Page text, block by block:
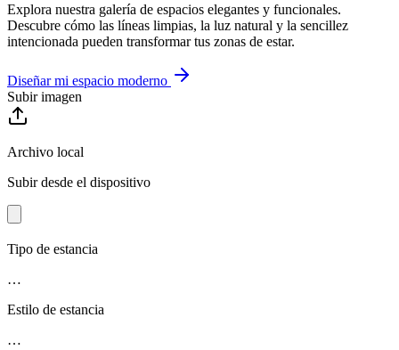
Explora nuestra galería de espacios elegantes y funcionales.
Descubre cómo las líneas limpias, la luz natural y la sencillez
intencionada pueden transformar tus zonas de estar.
Diseñar mi espacio moderno
Subir imagen
Archivo local
Subir desde el dispositivo
Tipo de estancia
…
Estilo de estancia
…